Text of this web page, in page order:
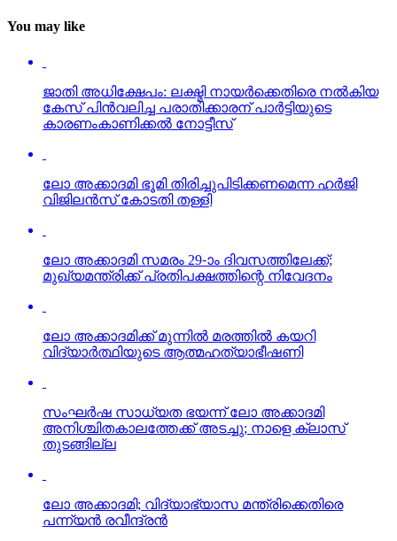
You may like
ജാതി അധിക്ഷേപം: ലക്ഷ്മി നായര്‍ക്കെതിരെ നല്‍കിയ
കേസ് പിന്‍വലിച്ച പരാതിക്കാരന് പാര്‍ട്ടിയുടെ
കാരണംകാണിക്കല്‍ നോട്ടീസ്
ലോ അക്കാദമി ഭൂമി തിരിച്ചുപിടിക്കണമെന്ന ഹര്‍ജി
വിജിലന്‍സ് കോടതി തള്ളി
ലോ അക്കാദമി സമരം 29-ാം ദിവസത്തിലേക്ക്;
മുഖ്യമന്ത്രിക്ക് പ്രതിപക്ഷത്തിന്റെ നിവേദനം
ലോ അക്കാദമിക്ക് മുന്നില്‍ മരത്തില്‍ കയറി
വിദ്യാര്‍ത്ഥിയുടെ ആത്മഹത്യാഭീഷണി
സംഘര്‍ഷ സാധ്യത ഭയന്ന് ലോ അക്കാദമി
അനിശ്ചിതകാലത്തേക്ക് അടച്ചു; നാളെ ക്ലാസ്
തുടങ്ങില്ല
ലോ അക്കാദമി; വിദ്യാഭ്യാസ മന്ത്രിക്കെതിരെ
പന്ന്യന്‍ രവീന്ദ്രന്‍